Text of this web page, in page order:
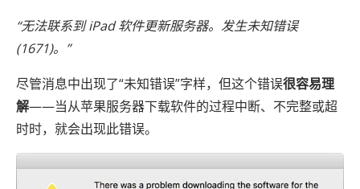
“无法联系到 iPad 软件更新服务器。发生未知错误
(1671)。”
尽管消息中出现了“未知错误”字样，但这个错误很容易理
解——当从苹果服务器下载软件的过程中断、不完整或超
时时，就会出现此错误。